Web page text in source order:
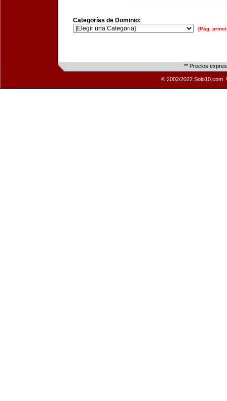
Categorías de Dominio:
[Pág.
** Precios
© 2002/2022 Solo10.com